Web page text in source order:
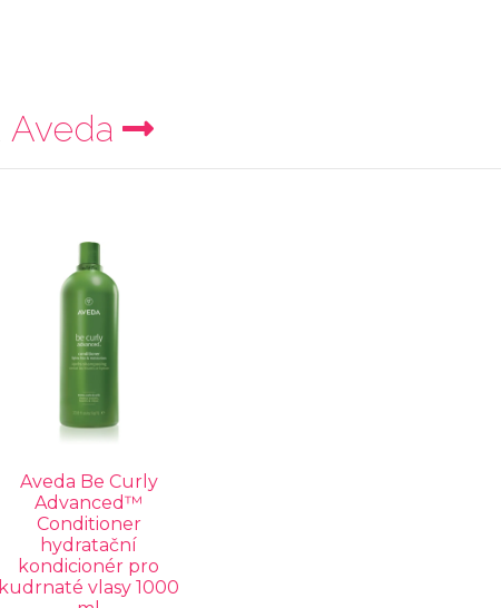
Aveda
Aveda Be Curly
Advanced™
Conditioner
hydratační
kondicionér pro
kudrnaté vlasy 1000